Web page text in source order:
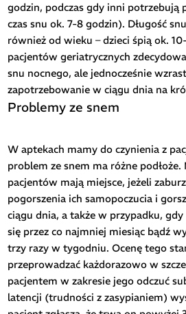
godzin, podczas gdy inni potrzebują
czas snu ok. 7-8 godzin). Długość
również od wieku – dzieci śpią ok.
pacjentów geriatrycznych
snu nocnego, ale jednocześnie
zapotrzebowanie w ciągu dnia na
Problemy ze snem
W aptekach mamy do czynienia z
problem ze snem ma różne
pacjentów mają miejsce, jeżeli
pogorszenia ich samopoczucia i
ciągu dnia, a także w przypadku,
się przez co najmniej miesiąc bądź
trzy razy w tygodniu. Ocenę tego
przeprowadzać każdorazowo w
pacjentem w zakresie jego odczuć
latencji (trudności z zasypianiem)